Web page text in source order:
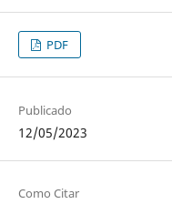
PDF
Publicado
12/05/2023
Como Citar